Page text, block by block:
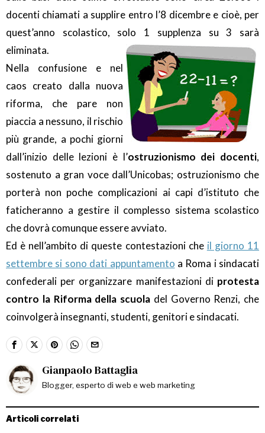
docenti chiamati a supplire entro l’8 dicembre e cioè, per
quest’anno scolastico, solo 1 supplenza su 3 sarà
eliminata.
Nella confusione e nel
caos creato dalla nuova
riforma, che pare non
piaccia a nessuno, il rischio
più grande, a pochi giorni
dall’inizio delle lezioni è l’ostruzionismo dei docenti,
sostenuto a gran voce dall’Unicobas; ostruzionismo che
porterà non poche complicazioni ai capi d’istituto che
faticheranno a gestire il complesso sistema scolastico
che dovrà comunque essere avviato.
Ed è nell’ambito di queste contestazioni che il giorno 11
settembre si sono dati appuntamento a Roma i sindacati
confederali per organizzare manifestazioni diprotesta
contro la Riforma della scuola del Governo Renzi, che
coinvolgerà insegnanti, studenti, genitori e sindacati.
Gianpaolo Battaglia
Blogger, esperto di web e web marketing
Articoli correlati